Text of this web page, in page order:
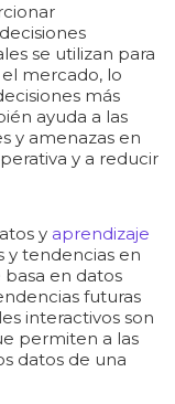
se utilizan para
mercado, lo
más
ayuda a las
y amenazas en
y a reducir
y aprendizaje
y tendencias en
basa en datos
futuras
interactivos son
permiten a las
datos de una